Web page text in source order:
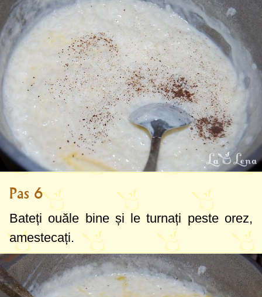
Pas 6
Bateți ouăle bine și le turnați peste orez,
amestecați.